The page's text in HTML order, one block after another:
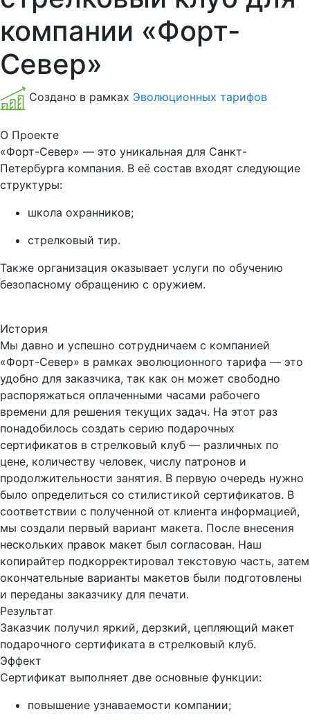
компании «Форт-
Север»
Создано в рамках Эволюционных тарифов
О Проекте
«Форт-Север» — это уникальная для Санкт-
Петербурга компания. В её состав входят следующие
структуры:
школа охранников;
стрелковый тир.
Также организация оказывает услуги по обучению
безопасному обращению с оружием.
История
Мы давно и успешно сотрудничаем с компанией
«Форт-Север» в рамках эволюционного тарифа — это
удобно для заказчика, так как он может свободно
распоряжаться оплаченными часами рабочего
времени для решения текущих задач. На этот раз
понадобилось создать серию подарочных
сертификатов в стрелковый клуб — различных по
цене, количеству человек, числу патронов и
продолжительности занятия. В первую очередь нужно
было определиться со стилистикой сертификатов. В
соответствии с полученной от клиента информацией,
мы создали первый вариант макета. После внесения
нескольких правок макет был согласован. Наш
копирайтер подкорректировал текстовую часть, затем
окончательные варианты макетов были подготовлены
и переданы заказчику для печати.
Результат
Заказчик получил яркий, дерзкий, цепляющий макет
подарочного сертификата в стрелковый клуб.
Эффект
Сертификат выполняет две основные функции:
повышение узнаваемости компании;